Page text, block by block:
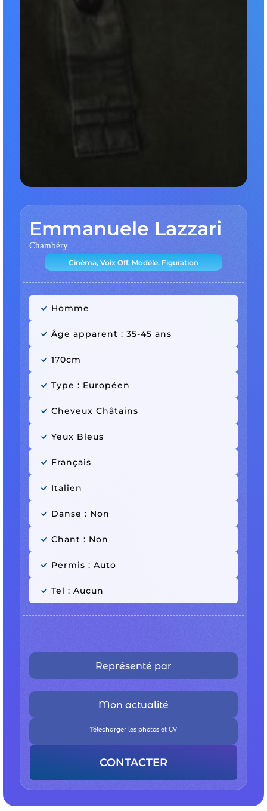
Emmanuele Lazzari
Chambéry
Cinéma, Voix Off, Modèle, Figuration
Homme
Âge apparent : 35-45 ans
170cm
Type : Européen
Cheveux Châtains
Yeux Bleus
Français
Italien
Danse : Non
Chant : Non
Permis : Auto
Tel : Aucun
Représenté par
Mon actualité
Télecharger les photos et CV
CONTACTER